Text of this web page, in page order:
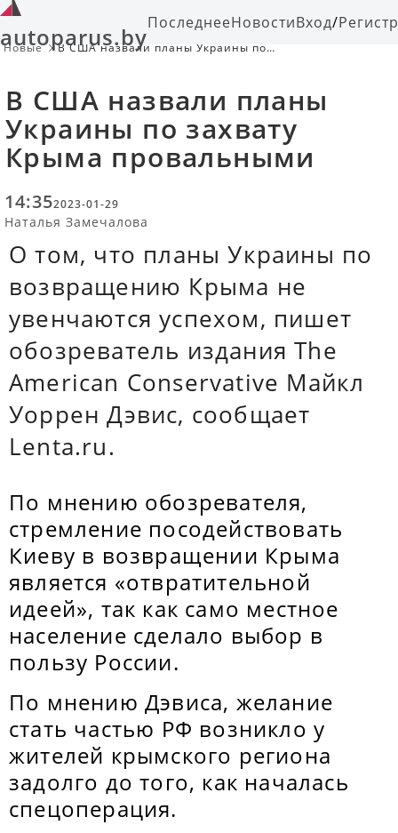
autoparus.byПоследнееНовостиВход/
Новые
В США назвали планы Украины по
В США назвали планы
Украины по захвату
Крыма провальными
14:352023-01-29
Наталья Замечалова
О том, что планы Украины по
возвращению Крыма не
увенчаются успехом, пишет
обозреватель издания The
American Conservative Майкл
Уоррен Дэвис, сообщает
Lenta.ru.
По мнению обозревателя,
стремление посодействовать
Киеву в возвращении Крыма
является «отвратительной
идеей», так как само местное
население сделало выбор в
пользу России.
По мнению Дэвиса, желание
стать частью РФ возникло у
жителей крымского региона
задолго до того, как началась
спецоперация.